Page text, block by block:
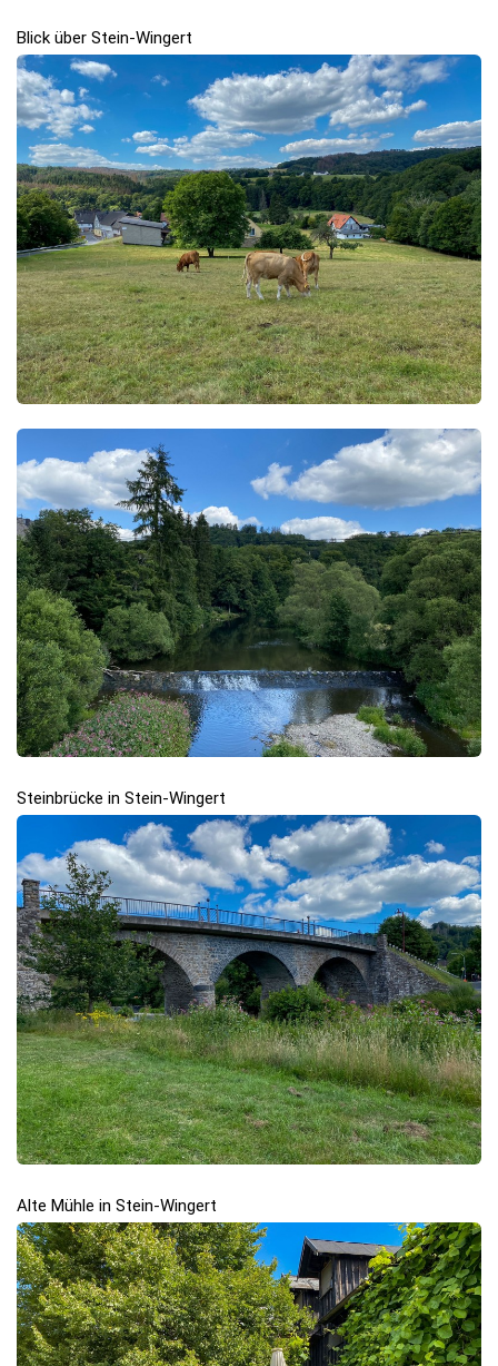
Blick über Stein-Wingert
Steinbrücke in Stein-Wingert
Alte Mühle in Stein-Wingert